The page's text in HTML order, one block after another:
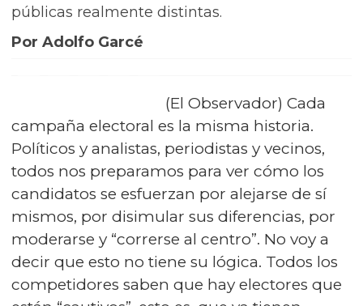
públicas realmente distintas.
Por Adolfo Garcé
(El Observador) Cada
campaña electoral es la misma historia.
Políticos y analistas, periodistas y vecinos,
todos nos preparamos para ver cómo los
candidatos se esfuerzan por alejarse de sí
mismos, por disimular sus diferencias, por
moderarse y “correrse al centro”. No voy a
decir que esto no tiene su lógica. Todos los
competidores saben que hay electores que